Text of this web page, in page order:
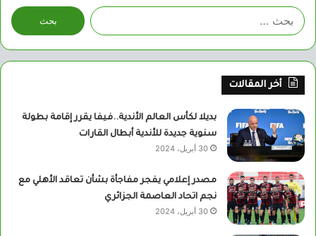
البحث
عن:
أخر المقالات
بديلا لكأس العالم الأندية..فيفا يقرر إقامة بطولة
سنوية جديدة للأندية أبطال القارات
30 أبريل، 2024
مصدر إعلامي يفجر مفاجأة بشأن تعاقد الأهلي مع
نجم اتحاد العاصمة الجزائري
30 أبريل، 2024